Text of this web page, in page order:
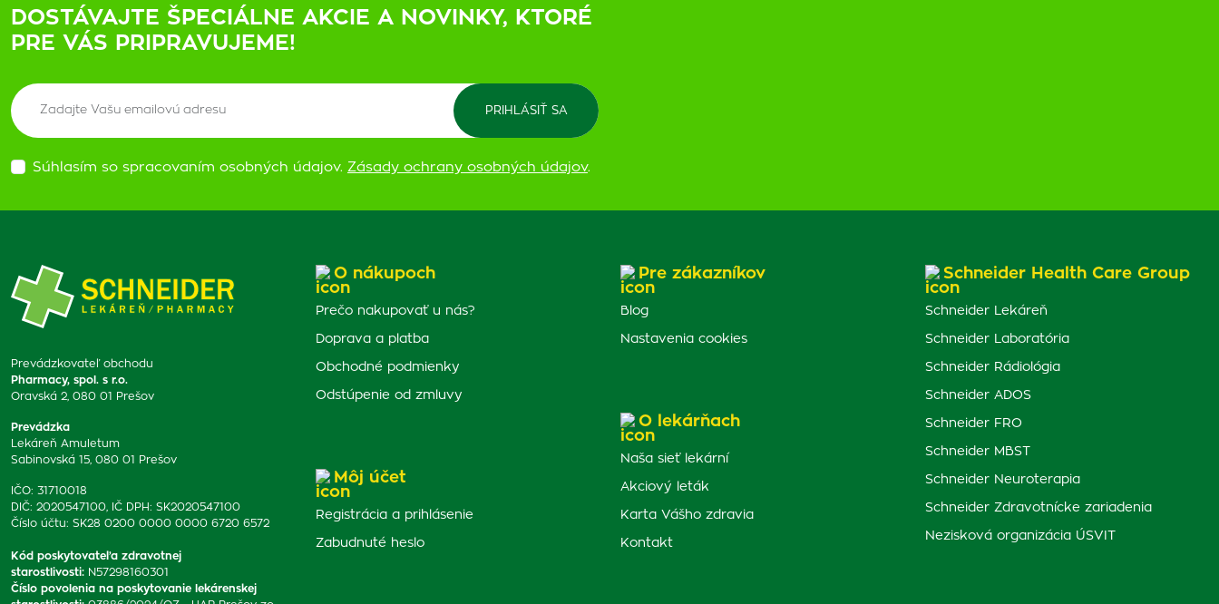
DOSTÁVAJTE ŠPECIÁLNE AKCIE A NOVINKY, KTORÉ
PRE VÁS PRIPRAVUJEME!
Súhlasím so spracovaním osobných údajov. Zásady ochrany osobných údajov.
Prevádzkovateľ obchodu
Pharmacy, spol. s r.o.
Oravská 2, 080 01 Prešov
Prevádzka
Lekáreň Amuletum
Sabinovská 15, 080 01 Prešov
IČO: 31710018
DIČ: 2020547100, IČ DPH: SK2020547100
Číslo účtu: SK28 0200 0000 0000 6720 6572
Kód poskytovateľa zdravotnej
starostlivosti: N57298160301
Číslo povolenia na poskytovanie lekárenskej
O nákupoch
Prečo nakupovať u nás?
Doprava a platba
Obchodné podmienky
Odstúpenie od zmluvy
Môj účet
Registrácia a prihlásenie
Zabudnuté heslo
Pre zákazníkov
Blog
Nastavenia cookies
O lekárňach
Naša sieť lekární
Akciový leták
Karta Vášho zdravia
Kontakt
Schneider Health Care Group
Schneider Lekáreň
Schneider Laboratória
Schneider Rádiológia
Schneider ADOS
Schneider FRO
Schneider MBST
Schneider Neuroterapia
Schneider Zdravotnícke zariadenia
Nezisková organizácia ÚSVIT